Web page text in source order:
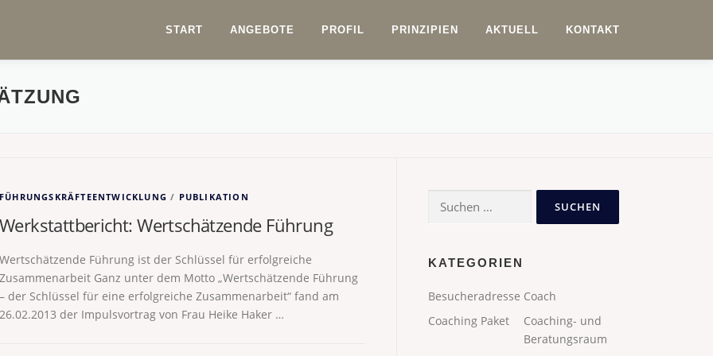
START ANGEBOTE PROFIL PRINZIPIEN AKTUELL KONTAKT
FÜHRUNGSKRÄFTEENTWICKLUNG / PUBLIKATION
Werkstattbericht: Wertschätzende Führung
Wertschätzende Führung ist der Schlüssel für erfolgreiche
Zusammenarbeit Ganz unter dem Motto „Wertschätzende Führung
– der Schlüssel für eine erfolgreiche Zusammenarbeit“ fand am
26.02.2013 der Impulsvortrag von Frau Heike Haker …
Suchen
nach:
KATEGORIEN
Besucheradresse Coach
Coaching Paket
Coaching- und
Beratungsraum